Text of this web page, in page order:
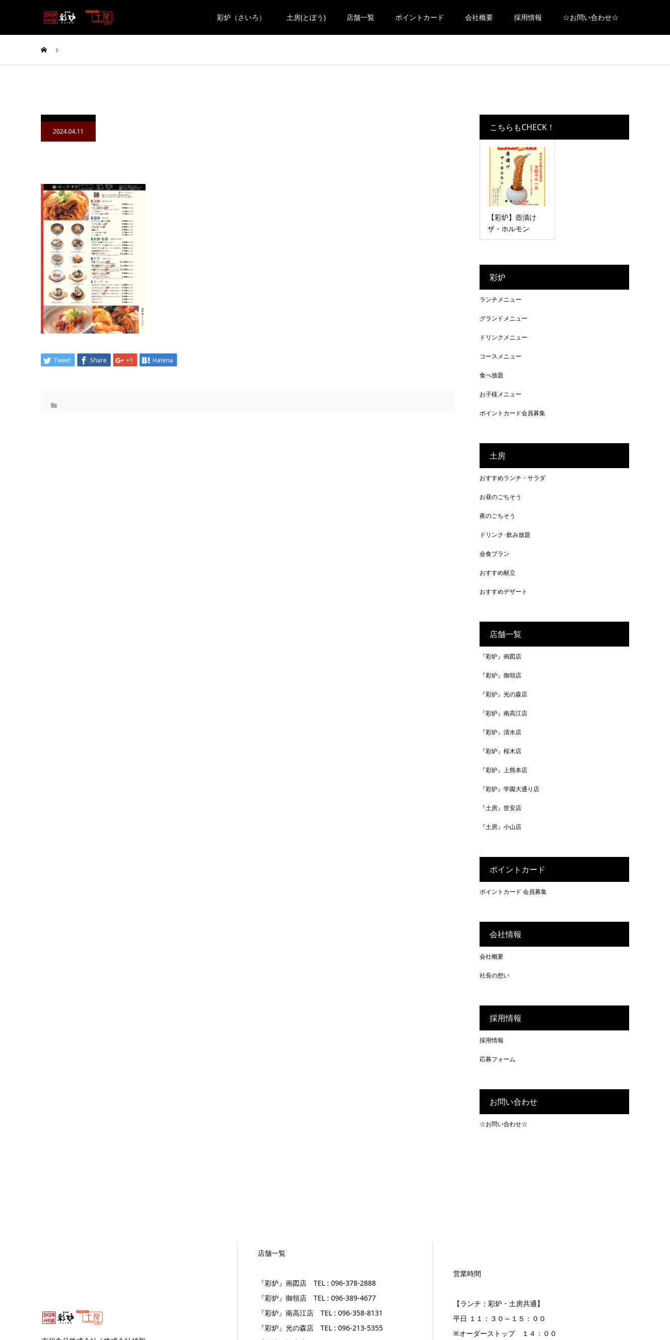
彩炉（さいろ） 土房(とぼう) 店舗一覧 ポイントカード 会社概要 採用情報 ☆お問い合わせ☆
2024.04.11
Tweet Share +1 Hatena
こちらもCHECK！
【彩炉】壺漬け
ザ・ホルモン
彩炉
ランチメニュー
グランドメニュー
ドリンクメニュー
コースメニュー
食べ放題
お子様メニュー
ポイントカード会員募集
土房
おすすめランチ・サラダ
お昼のごちそう
夜のごちそう
ドリンク･飲み放題
会食プラン
おすすめ献立
おすすめデザート
店舗一覧
『彩炉』画図店
『彩炉』御領店
『彩炉』光の森店
『彩炉』南高江店
『彩炉』清水店
『彩炉』桜木店
『彩炉』上熊本店
『彩炉』学園大通り店
『土房』世安店
『土房』小山店
ポイントカード
ポイントカード 会員募集
会社情報
会社概要
社長の想い
採用情報
採用情報
応募フォーム
お問い合わせ
☆お問い合わせ☆
店舗一覧
『彩炉』画図店 TEL : 096-378-2888
『彩炉』御領店 TEL : 096-389-4677
『彩炉』南高江店 TEL : 096-358-8131
『彩炉』光の森店 TEL : 096-213-5355
営業時間
【ランチ：彩炉・土房共通】
平日 １１：３０～１５：００
※オーダーストップ １４：００